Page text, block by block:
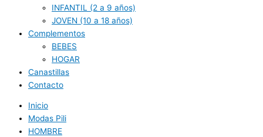
INFANTIL (2 a 9 años)
JOVEN (10 a 18 años)
Complementos
BEBES
HOGAR
Canastillas
Contacto
Inicio
Modas Pili
HOMBRE